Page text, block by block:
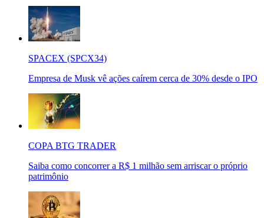
SPACEX (SPCX34)
Empresa de Musk vê ações caírem cerca de 30% desde o IPO
COPA BTG TRADER
Saiba como concorrer a R$ 1 milhão sem arriscar o próprio
patrimônio